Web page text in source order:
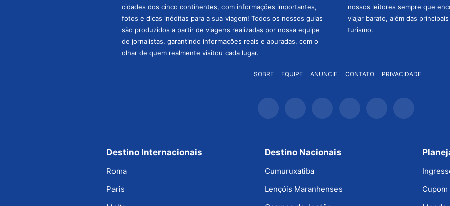
cidades dos cinco continentes, com informações importantes,
fotos e dicas inéditas para a sua viagem! Todos os nossos guias
são produzidos a partir de viagens realizadas por nossa equipe
de jornalistas, garantindo informações reais e apuradas, com o
olhar de quem realmente visitou cada lugar.
nossos leitores sempre que
viajar barato, além das
turismo.
SOBRE EQUIPE ANUNCIE CONTATO PRIVACIDADE
Destino Internacionais
Roma
Paris
Destino Nacionais
Cumuruxatiba
Lençóis Maranhenses